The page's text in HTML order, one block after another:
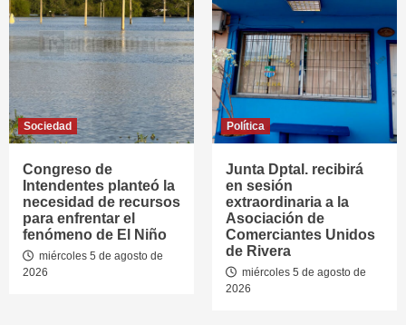
Sociedad
Congreso de
Intendentes planteó la
necesidad de recursos
para enfrentar el
fenómeno de El Niño
miércoles 5 de agosto de
2026
Política
Junta Dptal. recibirá
en sesión
extraordinaria a la
Asociación de
Comerciantes Unidos
de Rivera
miércoles 5 de agosto de
2026